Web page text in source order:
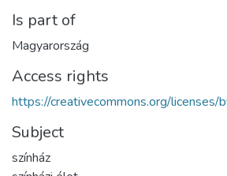
Is part of
Magyarország
Access rights
https://creativecommons.org/licenses/
Subject
színház